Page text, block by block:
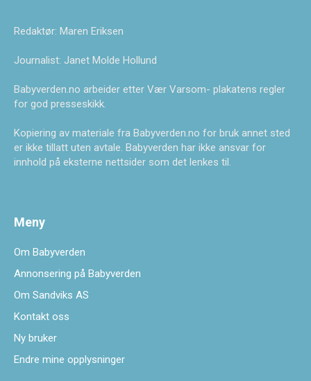
Redaktør: Maren Eriksen
Journalist: Janet Molde Hollund
Babyverden.no arbeider etter Vær Varsom- plakatens regler
for god presseskikk.
Kopiering av materiale fra Babyverden.no for bruk annet sted
er ikke tillatt uten avtale. Babyverden har ikke ansvar for
innhold på eksterne nettsider som det lenkes til.
Meny
Om Babyverden
Annonsering på Babyverden
Om Sandviks AS
Kontakt oss
Ny bruker
Endre mine opplysninger